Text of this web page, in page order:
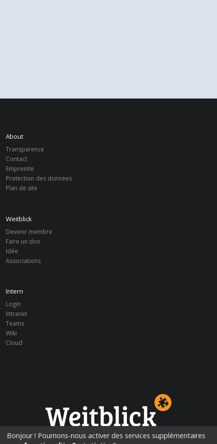
About
Transparence
Contact
Empreinte
Protection des données
Plan de site
Weitblick
Devenir membre
Faire un don
Idée
Associations
Intern
Login
Intranet
Teams
Wiki
Cloud
Perspectives d’éducation!
Bonjour ! Pourrions-nous activer des services supplémentaires